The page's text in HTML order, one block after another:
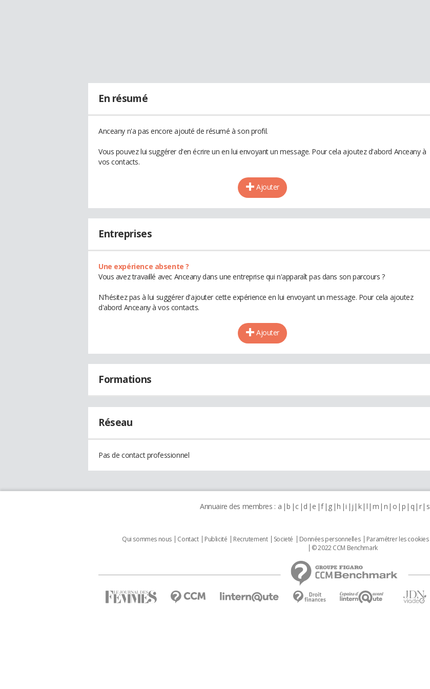
En résumé
Anceany n'a pas encore ajouté de résumé à son profil.
Vous pouvez lui suggérer d'en écrire un en lui envoyant un message. Pour cela ajoutez d'abord Anceany à
vos contacts.
Ajouter
Entreprises
Une expérience absente ?
Vous avez travaillé avec Anceany dans une entreprise qui n'apparaît pas dans son parcours ?
N'hésitez pas à lui suggérer d'ajouter cette expérience en lui envoyant un message. Pour cela ajoutez
d'abord Anceany à vos contacts.
Ajouter
Formations
Réseau
Pas de contact professionnel
Annuaire des membres : a b c d e f g h i j k l m n o p q r s
Qui sommes nous Contact Publicité Recrutement Societé Données personnelles Paramétrer les cookies
© 2022 CCM Benchmark